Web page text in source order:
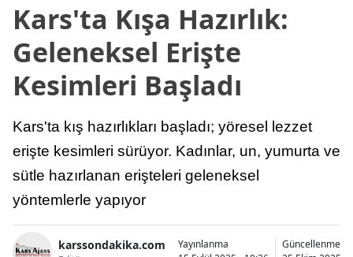
Ankara
Balıkesir
Bilecik
Kars'ta Kışa Hazırlık:
Geleneksel Erişte
Kesimleri Başladı
Kars'ta kış hazırlıkları başladı; yöresel lezzet
erişte kesimleri sürüyor. Kadınlar, un, yumurta ve
sütle hazırlanan erişteleri geleneksel
yöntemlerle yapıyor
karssondakika.com
Yayınlanma
Güncellenme